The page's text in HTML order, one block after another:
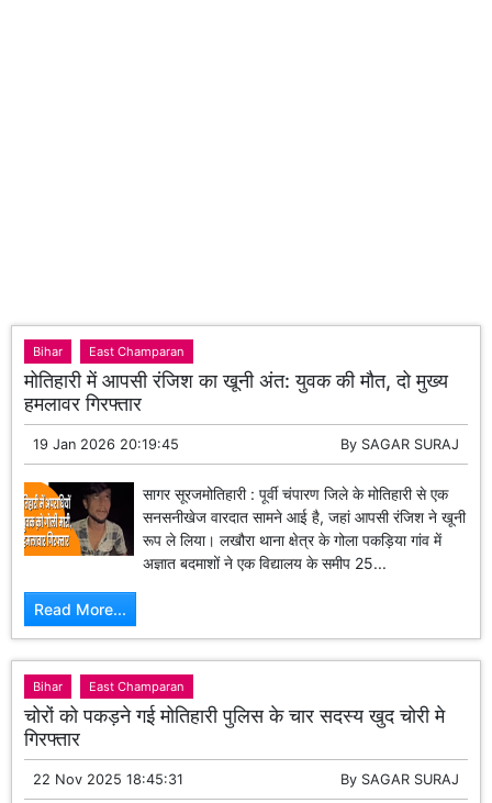
Bihar East Champaran
मोतिहारी में आपसी रंजिश का खूनी अंत: युवक की मौत, दो मुख्य
हमलावर गिरफ्तार
19 Jan 2026 20:19:45 By SAGAR SURAJ
सागर सूरजमोतिहारी : पूर्वी चंपारण जिले के मोतिहारी से एक
सनसनीखेज वारदात सामने आई है, जहां आपसी रंजिश ने खूनी
रूप ले लिया। लखौरा थाना क्षेत्र के गोला पकड़िया गांव में
अज्ञात बदमाशों ने एक विद्यालय के समीप 25...
Read More...
Bihar East Champaran
चोरों को पकड़ने गई मोतिहारी पुलिस के चार सदस्य खुद चोरी मे
गिरफ्तार
22 Nov 2025 18:45:31 By SAGAR SURAJ